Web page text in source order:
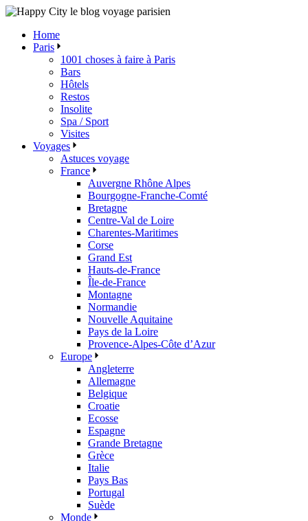
Skip
content
Home
Paris
1001 choses à faire à Paris
Bars
Hôtels
Restos
Insolite
Spa / Sport
Visites
Voyages
Astuces voyage
France
Auvergne Rhône Alpes
Bourgogne-Franche-Comté
Bretagne
Centre-Val de Loire
Charentes-Maritimes
Corse
Grand Est
Hauts-de-France
Île-de-France
Montagne
Normandie
Nouvelle Aquitaine
Pays de la Loire
Provence-Alpes-Côte d’Azur
Europe
Angleterre
Allemagne
Belgique
Croatie
Ecosse
Espagne
Grande Bretagne
Grèce
Italie
Pays Bas
Portugal
Suède
Monde